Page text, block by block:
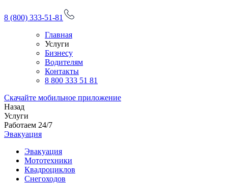
8 (800) 333-51-81
Главная
Услуги
Бизнесу
Водителям
Контакты
8 800 333 51 81
Скачайте мобильное приложение
Назад
Услуги
Работаем 24/7
Эвакуация
Эвакуация
Мототехники
Квадроциклов
Снегоходов